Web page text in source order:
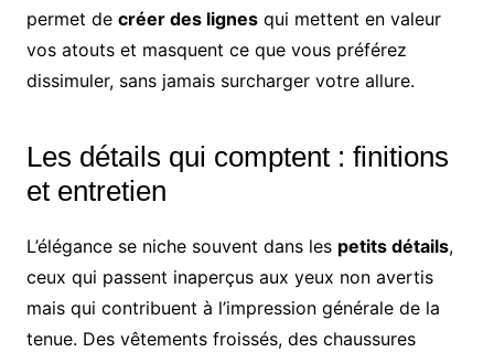
permet de créer des lignesqui mettent en valeur
vos atouts et masquent ce que vous préférez
dissimuler, sans jamais surcharger votre allure.
Les détails qui comptent : finitions
et entretien
L’élégance se niche souvent dans les petits détails,
ceux qui passent inaperçus aux yeux non avertis
mais qui contribuent à l’impression générale de la
tenue. Des vêtements froissés, des chaussures